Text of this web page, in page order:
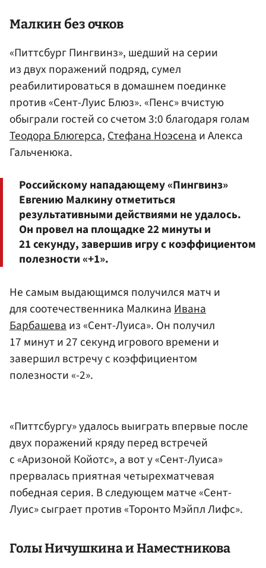
Малкин без очков
«Питтсбург Пингвинз», шедший на серии
из двух поражений подряд, сумел
реабилитироваться в домашнем поединке
против «Сент-Луис Блюз». «Пенс» вчистую
обыграли гостей со счетом 3:0 благодаря голам
Теодора Блюгерса,Стефана Ноэсенаи Алекса
Гальченюка.
Российскому нападающему «Пингвинз»
Евгению Малкину отметиться
результативными действиями не удалось.
Он провел на площадке 22 минуты и
21 секунду, завершив игру с коэффициентом
полезности «+1».
Не самым выдающимся получился матч и
для соотечественника МалкинаИвана
Барбашеваиз «Сент-Луиса». Он получил
17 минут и 27 секунд игрового времени и
завершил встречу с коэффициентом
полезности «-2».
«Питтсбургу» удалось выиграть впервые после
двух поражений кряду перед встречей
с «Аризоной Койотс», а вот у «Сент-Луиса»
прервалась приятная четырехматчевая
победная серия. В следующем матче «Сент-
Луис» сыграет против «Торонто Мэйпл Лифс».
Голы Ничушкина и Наместникова